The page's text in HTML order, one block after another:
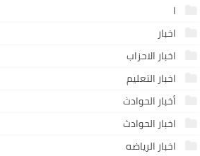
ا
اخبار
اخبار الاحزاب
اخبار التعليم
أخبار الحوادث
اخبار الحوادث
اخبار الرياضه